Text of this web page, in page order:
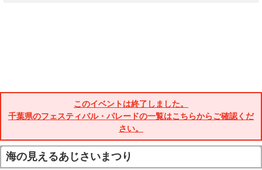
このイベントは終了しました。
千葉県のフェスティバル・パレードの一覧はこちらからご確認くだ
さい。
海の見えるあじさいまつり